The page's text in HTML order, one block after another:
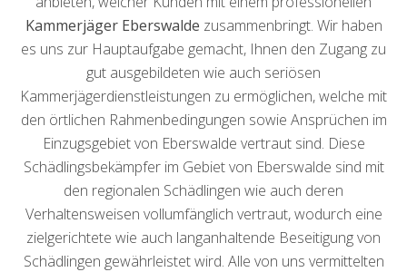
Kammerjäger Eberswalde zusammenbringt. Wir haben
es uns zur Hauptaufgabe gemacht, Ihnen den Zugang zu
gut ausgebildeten wie auch seriösen
Kammerjägerdienstleistungen zu ermöglichen, welche mit
den örtlichen Rahmenbedingungen sowie Ansprüchen im
Einzugsgebiet von Eberswalde vertraut sind. Diese
Schädlingsbekämpfer im Gebiet von Eberswalde sind mit
den regionalen Schädlingen wie auch deren
Verhaltensweisen vollumfänglich vertraut, wodurch eine
zielgerichtete wie auch langanhaltende Beseitigung von
Schädlingen gewährleistet wird. Alle von uns vermittelten